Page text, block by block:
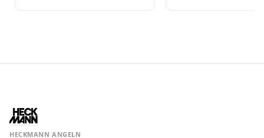
HECKMANN ANGELN